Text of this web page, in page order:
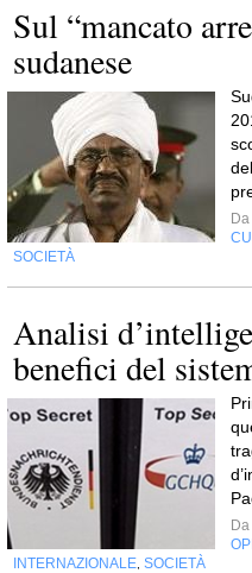
Sul “mancato
sudanese
Da
SOCIETÀ
Analisi
benefici del
Da
INTERNAZIONALE SOCIETÀ